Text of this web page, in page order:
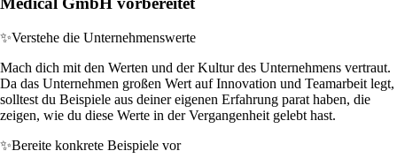
✨Verstehe die Unternehmenswerte
Mach dich mit den Werten und der Kultur des Unternehmens vertraut.
Da das Unternehmen großen Wert auf Innovation und Teamarbeit legt,
solltest du Beispiele aus deiner eigenen Erfahrung parat haben, die
zeigen, wie du diese Werte in der Vergangenheit gelebt hast.
✨Bereite konkrete Beispiele vor